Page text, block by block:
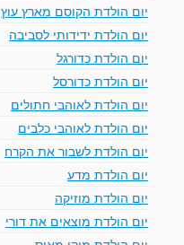
יום הולדת הקוסם מארץ עוץ
יום הולדת ידידותי לסביבה
יום הולדת כדורגל
יום הולדת כדורסל
יום הולדת לאוהבי חתולים
יום הולדת לאוהבי כלבים
יום הולדת לשבור את הקרח
יום הולדת מדע
יום הולדת מוזיקה
יום הולדת מוצאים את דורי